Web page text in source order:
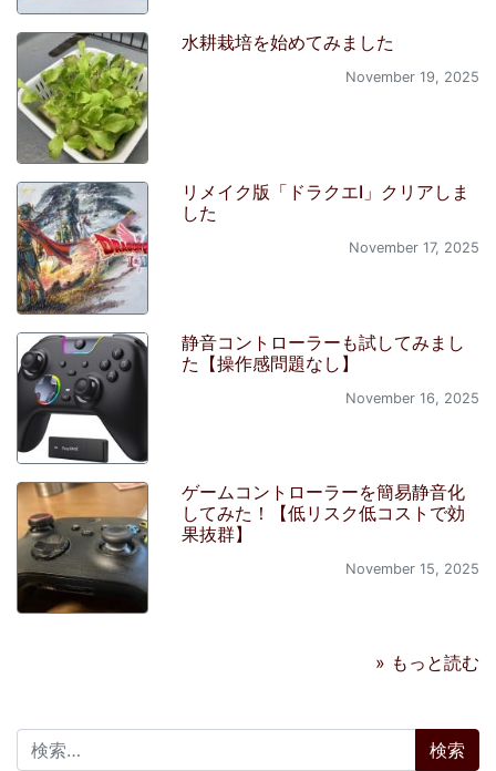
水耕栽培を始めてみました
November 19, 2025
リメイク版「ドラクエI」クリアしま
した
November 17, 2025
静音コントローラーも試してみまし
た【操作感問題なし】
November 16, 2025
ゲームコントローラーを簡易静音化
してみた！【低リスク低コストで効
果抜群】
November 15, 2025
» もっと読む
検索: